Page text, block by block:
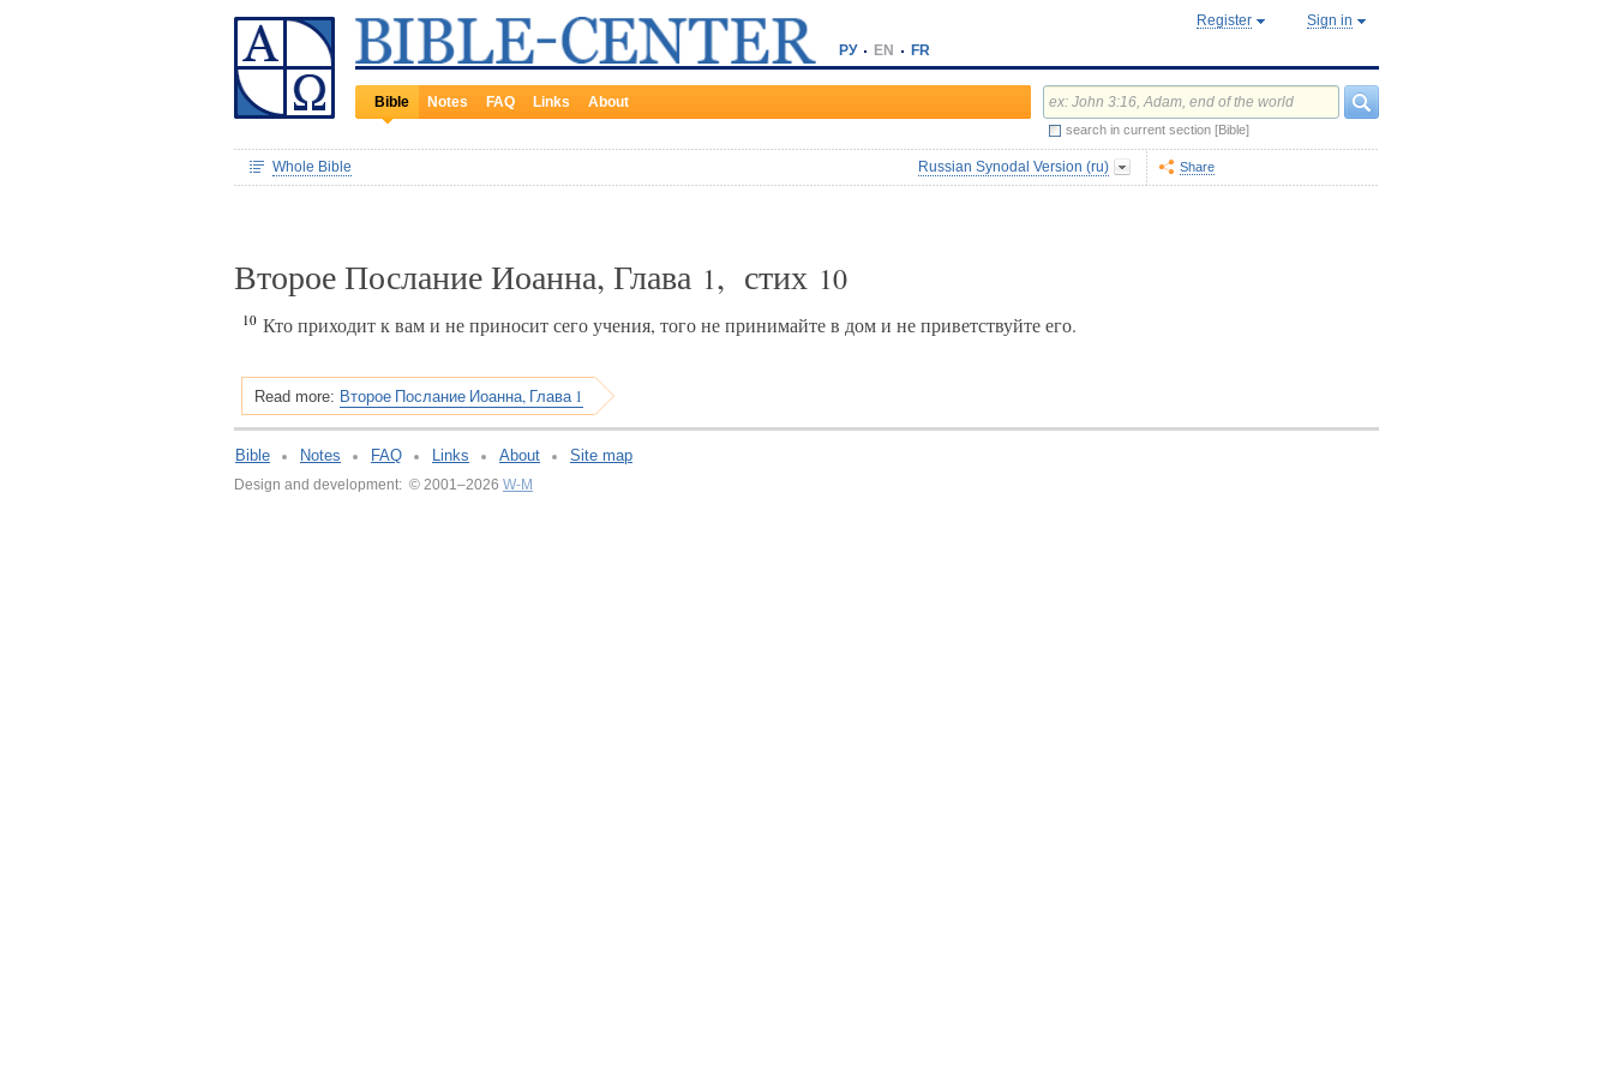
РУ EN FR
Register Sign in
Bible Notes FAQ Links About
search in current section [Bible]
Whole Bible Russian Synodal Version (ru) Share
Второе Послание Иоанна, Глава 1, стих 10
10 Кто приходит к вам и не приносит сего учения, того не принимайте в дом и не приветствуйте его.
Read more: Второе Послание Иоанна, Глава 1
Bible Notes FAQ Links About Site map
Design and development: © 2001–2026 W-M